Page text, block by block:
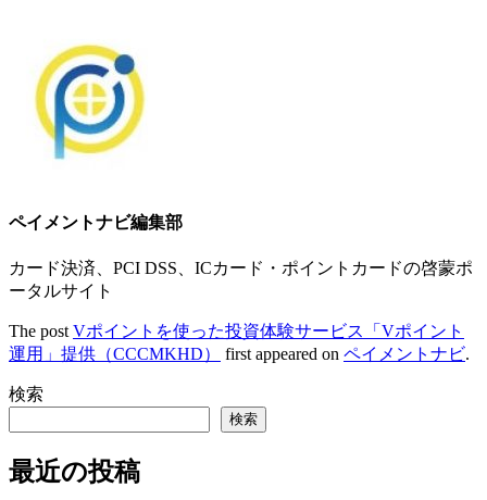
ペイメントナビ編集部
カード決済、PCI DSS、ICカード・ポイントカードの啓蒙ポ
ータルサイト
The post Vポイントを使った投資体験サービス「Vポイント
運用」提供（CCCMKHD）
first appeared on ペイメントナビ.
検索
検索
最近の投稿